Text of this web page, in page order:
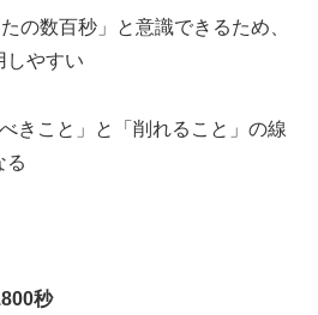
の数百秒」と意識できるため、
しやすい
きこと」と「削れること」の線
る
秒